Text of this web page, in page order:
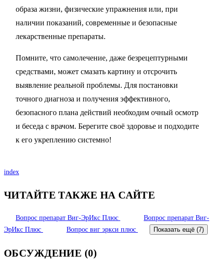
образа жизни, физические упражнения или, при
наличии показаний, современные и безопасные
лекарственные препараты.
Помните, что самолечение, даже безрецептурными
средствами, может смазать картину и отсрочить
выявление реальной проблемы. Для постановки
точного диагноза и получения эффективного,
безопасного плана действий необходим очный осмотр
и беседа с врачом. Берегите своё здоровье и подходите
к его укреплению системно!
index
ЧИТАЙТЕ ТАКЖЕ НА САЙТЕ
Вопрос препарат Виг-ЭрИкс Плюс Вопрос препарат Виг-
ЭрИкс Плюс
Вопрос виг эркси плюс Показать ещё (7)
ОБСУЖДЕНИЕ (0)